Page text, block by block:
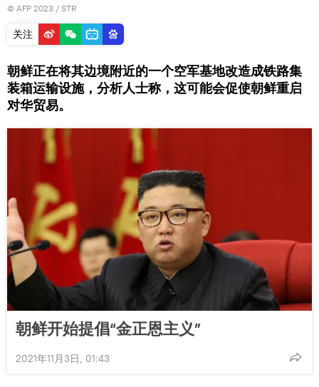
© AFP 2023 / STR
关注
朝鲜正在将其边境附近的一个空军基地改造成铁路集
装箱运输设施，分析人士称，这可能会促使朝鲜重启
对华贸易。
朝鲜开始提倡“金正恩主义”
2021年11月3日, 01:43